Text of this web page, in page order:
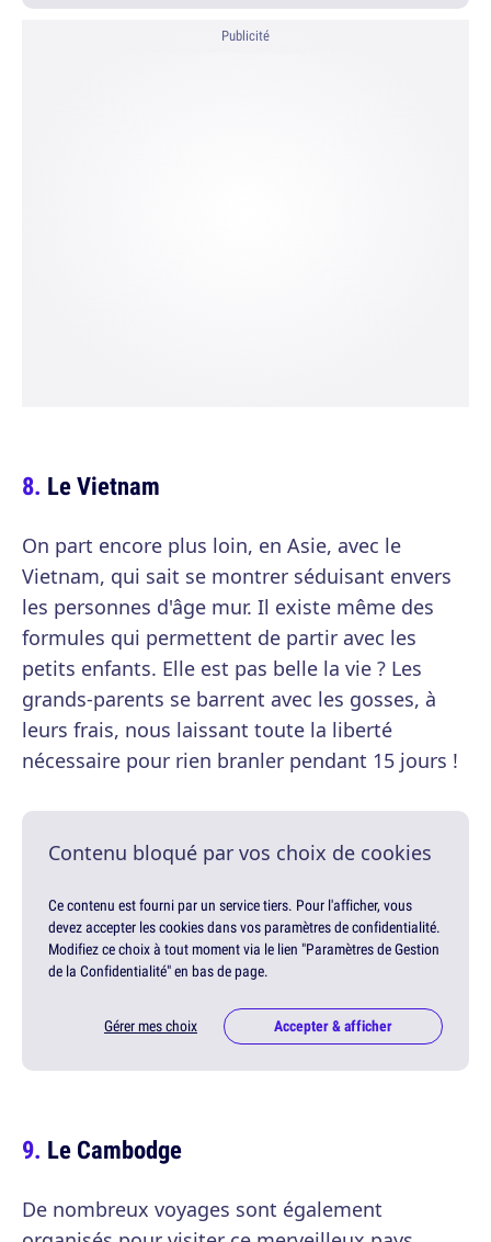
Publicité
Le Vietnam
On part encore plus loin, en Asie, avec le
Vietnam, qui sait se montrer séduisant envers
les personnes d'âge mur. Il existe même des
formules qui permettent de partir avec les
petits enfants. Elle est pas belle la vie ? Les
grands-parents se barrent avec les gosses, à
leurs frais, nous laissant toute la liberté
nécessaire pour rien branler pendant 15 jours !
Contenu bloqué par vos choix de cookies
Ce contenu est fourni par un service tiers. Pour l'afficher, vous
devez accepter les cookies dans vos paramètres de confidentialité.
Modifiez ce choix à tout moment via le lien "Paramètres de Gestion
de la Confidentialité" en bas de page.
Gérer mes choix Accepter & afficher
Le Cambodge
De nombreux voyages sont également